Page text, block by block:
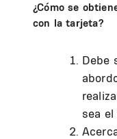
¿Cómo se
con la tarjeta?
Debe
sea el